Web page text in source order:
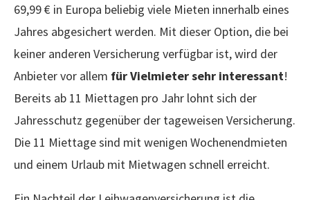
69,99 € in Europa beliebig viele Mieten innerhalb eines
Jahres abgesichert werden. Mit dieser Option, die bei
keiner anderen Versicherung verfügbar ist, wird der
Anbieter vor allem für Vielmieter sehr interessant!
Bereits ab 11 Miettagen pro Jahr lohnt sich der
Jahresschutz gegenüber der tageweisen Versicherung.
Die 11 Miettage sind mit wenigen Wochenendmieten
und einem Urlaub mit Mietwagen schnell erreicht.